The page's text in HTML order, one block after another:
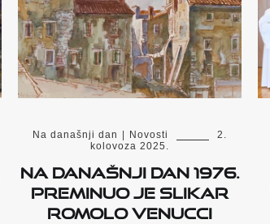
Na današnji dan Novosti
2.
kolovoza 2025.
Na današnji dan 1976.
preminuo je slikar
Romolo Venucci